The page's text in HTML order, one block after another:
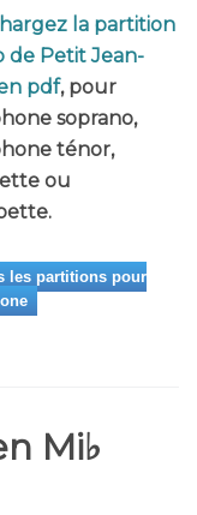
la partition
de Petit Jean-
pdf, pour
soprano,
ténor,
ou
les partitions pour
Mi♭